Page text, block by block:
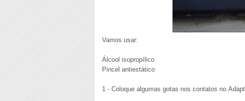
Vamos usar:
Álcool isopropílico
Pincel antiestático
1 - Coloque algumas gotas nos contatos no